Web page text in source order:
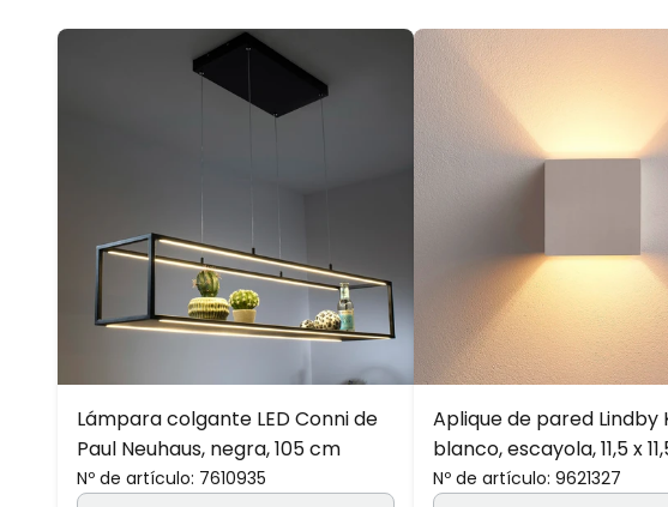
Lámpara colgante LED Conni de
Paul Neuhaus, negra, 105 cm
Nº de artículo: 7610935
Aplique de pared Lindby
blanco, escayola, 11,5 x
Nº de artículo: 9621327